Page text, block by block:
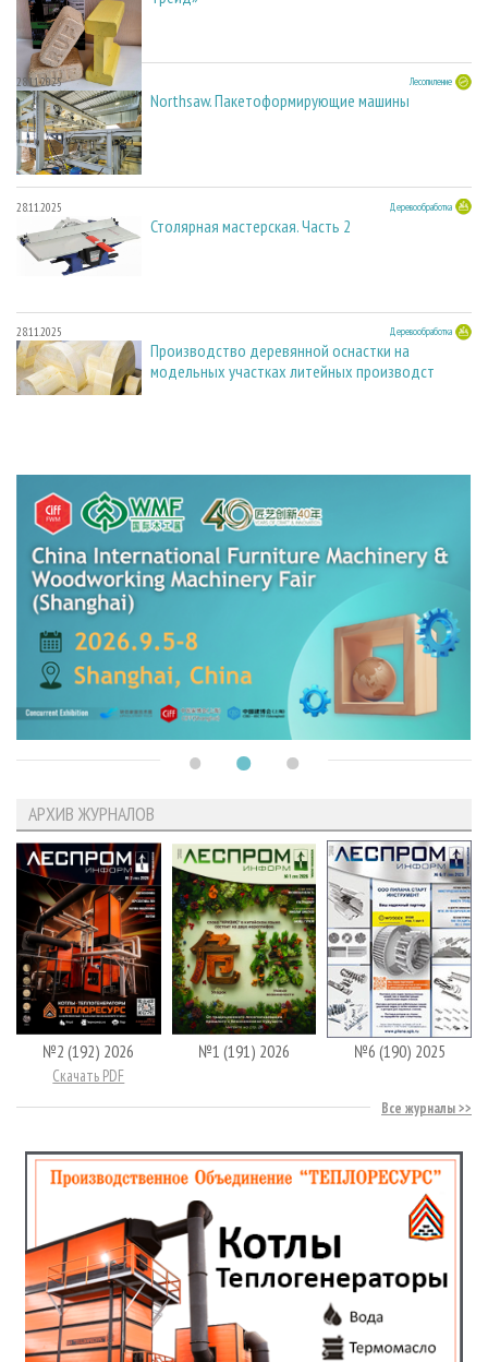
28.11.2025 Лесопиление
Northsaw. Пакетоформирующие машины
28.11.2025 Деревообработка
Столярная мастерская. Часть 2
28.11.2025 Деревообработка
Производство деревянной оснастки на
модельных участках литейных производст
АРХИВ ЖУРНАЛОВ
№2 (192) 2026
Скачать PDF
№1 (191) 2026 №6 (190) 2025
Все журналы